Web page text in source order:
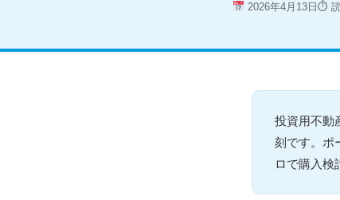
2026年4月13日 ⏱ 読
投資用不動
刻です。ポ
ロで購入検